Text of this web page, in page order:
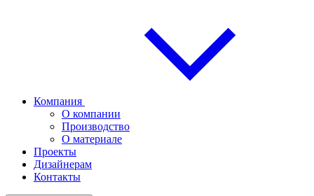
Компания
О компании
Производство
О материале
Проекты
Дизайнерам
Контакты